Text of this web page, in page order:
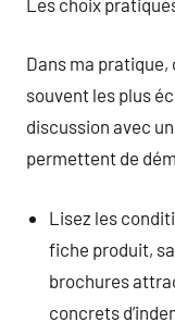
Dans ma
souvent les plus
discussion avec
permettent de
Lisez les
fiche produit,
brochures
concrets